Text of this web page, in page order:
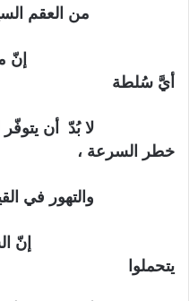
من العقم
إنّ
أيَّ سُلطة
لا بُدّ أن
خطر السرعة ،
والتهور في
إنّ
يتحملوا